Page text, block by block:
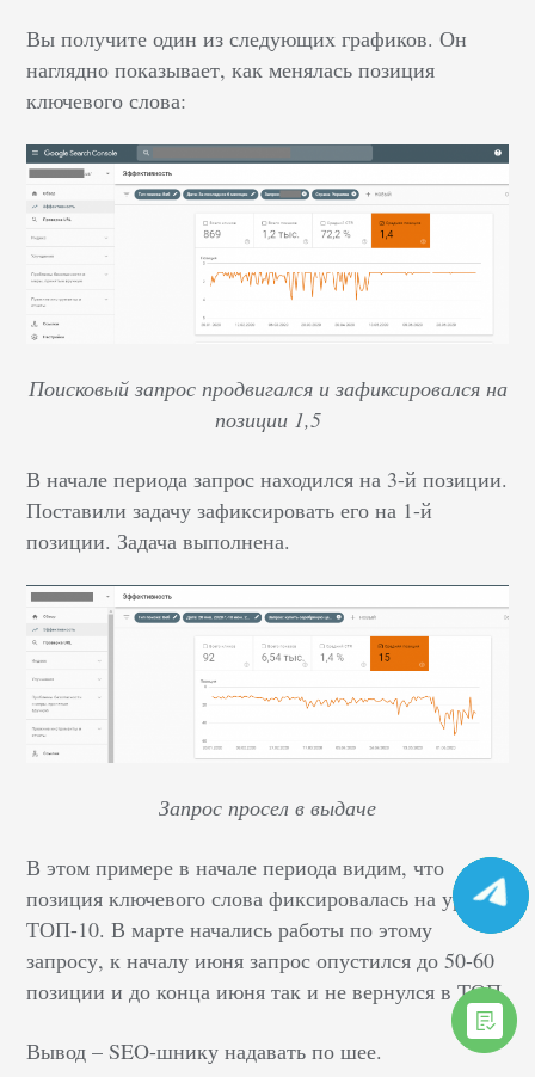
Вы получите один из следующих графиков. Он
наглядно показывает, как менялась позиция
ключевого слова:
Поисковый запрос продвигался и зафиксировался на
позиции 1,5
В начале периода запрос находился на 3-й позиции.
Поставили задачу зафиксировать его на 1-й
позиции. Задача выполнена.
Запрос просел в выдаче
В этом примере в начале периода видим, что
позиция ключевого слова фиксировалась на уровне
ТОП-10. В марте начались работы по этому
запросу, к началу июня запрос опустился до 50-60
позиции и до конца июня так и не вернулся в ТОП.
Вывод – SEO-шнику надавать по шее.